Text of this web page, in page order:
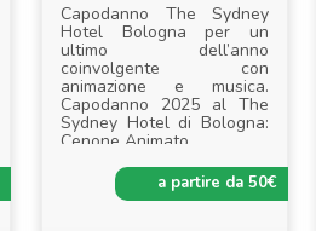
Capodanno The Sydney
Hotel Bologna per un
ultimo dell’anno
coinvolgente con
animazione e musica.
Capodanno 2025 al The
Sydney Hotel di Bologna:
Cenone Animato,
a partire da 50€